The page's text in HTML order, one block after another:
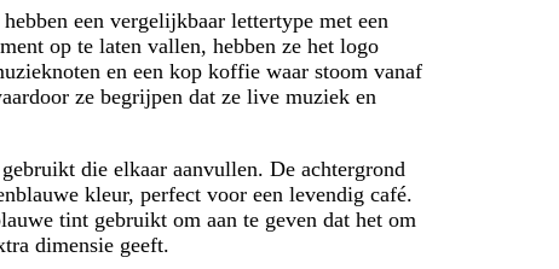
een vergelijkbaar lettertype met een
op te laten vallen, hebben ze het logo
en een kop koffie waar stoom vanaf
ze begrijpen dat ze live muziek en
die elkaar aanvullen. De achtergrond
kleur, perfect voor een levendig café.
tint gebruikt om aan te geven dat het om
dimensie geeft.